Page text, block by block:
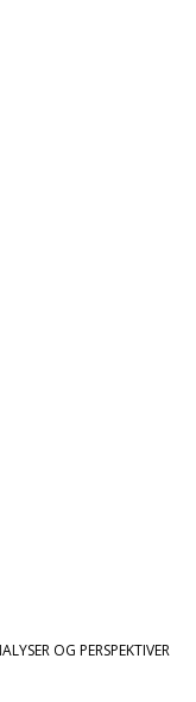
OG PERSPEKTIVER